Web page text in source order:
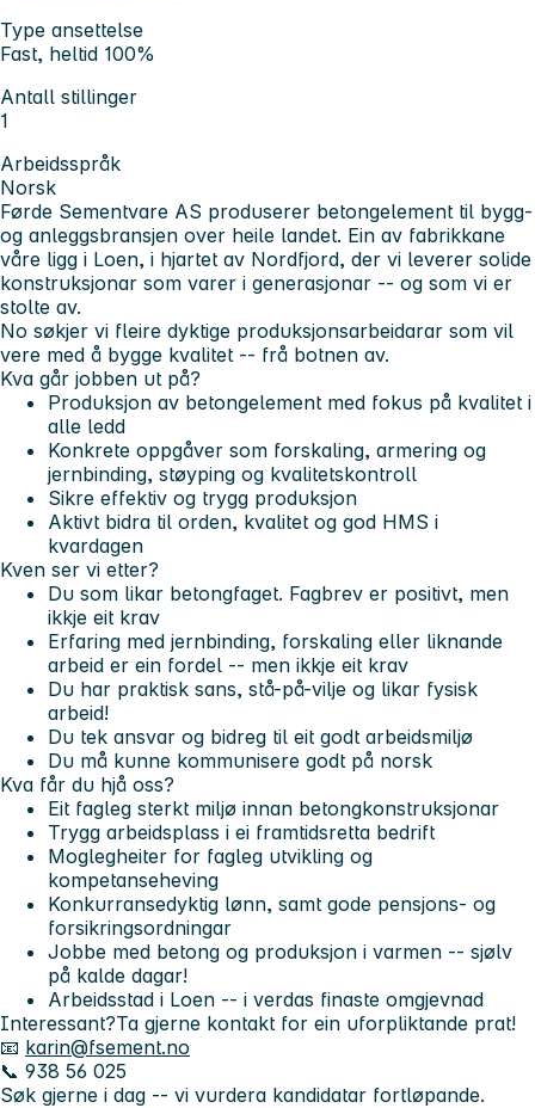
Type ansettelse
Fast, heltid 100%
Antall stillinger
1
Arbeidsspråk
Norsk
Førde Sementvare AS produserer betongelement til bygg-
og anleggsbransjen over heile landet. Ein av fabrikkane
våre ligg i Loen, i hjartet av Nordfjord, der vi leverer solide
konstruksjonar som varer i generasjonar -- og som vi er
stolte av.
No søkjer vi fleire dyktige produksjonsarbeidarar som vil
vere med å bygge kvalitet -- frå botnen av.
Kva går jobben ut på?
Produksjon av betongelement med fokus på kvalitet i
alle ledd
Konkrete oppgåver som forskaling, armering og
jernbinding, støyping og kvalitetskontroll
Sikre effektiv og trygg produksjon
Aktivt bidra til orden, kvalitet og god HMS i
kvardagen
Kven ser vi etter?
Du som likar betongfaget. Fagbrev er positivt, men
ikkje eit krav
Erfaring med jernbinding, forskaling eller liknande
arbeid er ein fordel -- men ikkje eit krav
Du har praktisk sans, stå-på-vilje og likar fysisk
arbeid!
Du tek ansvar og bidreg til eit godt arbeidsmiljø
Du må kunne kommunisere godt på norsk
Kva får du hjå oss?
Eit fagleg sterkt miljø innan betongkonstruksjonar
Trygg arbeidsplass i ei framtidsretta bedrift
Moglegheiter for fagleg utvikling og
kompetanseheving
Konkurransedyktig lønn, samt gode pensjons- og
forsikringsordningar
Jobbe med betong og produksjon i varmen -- sjølv
på kalde dagar!
Arbeidsstad i Loen -- i verdas finaste omgjevnad
Interessant?Ta gjerne kontakt for ein uforpliktande prat!
📧 karin@fsement.no
📞 938 56 025
Søk gjerne i dag -- vi vurdera kandidatar fortløpande.